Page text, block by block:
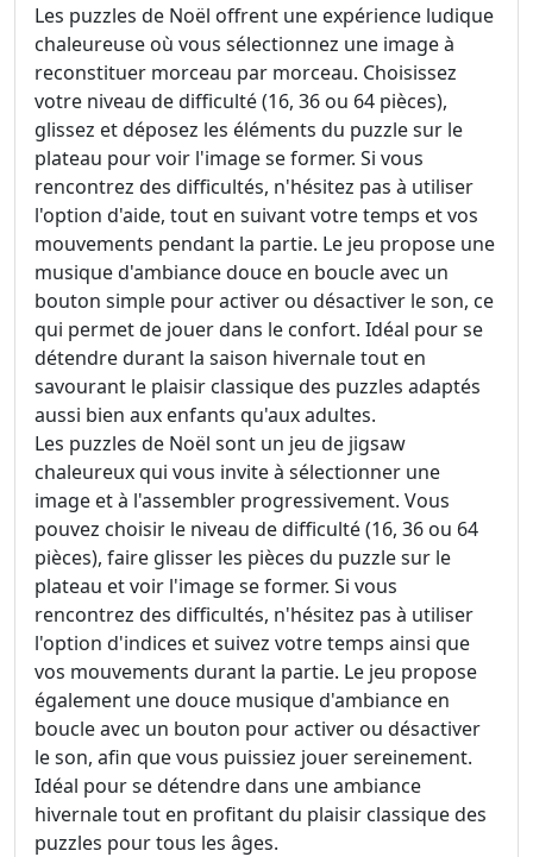
Les puzzles de Noël offrent une expérience ludique
chaleureuse où vous sélectionnez une image à
reconstituer morceau par morceau. Choisissez
votre niveau de difficulté (16, 36 ou 64 pièces),
glissez et déposez les éléments du puzzle sur le
plateau pour voir l'image se former. Si vous
rencontrez des difficultés, n'hésitez pas à utiliser
l'option d'aide, tout en suivant votre temps et vos
mouvements pendant la partie. Le jeu propose une
musique d'ambiance douce en boucle avec un
bouton simple pour activer ou désactiver le son, ce
qui permet de jouer dans le confort. Idéal pour se
détendre durant la saison hivernale tout en
savourant le plaisir classique des puzzles adaptés
aussi bien aux enfants qu'aux adultes.
Les puzzles de Noël sont un jeu de jigsaw
chaleureux qui vous invite à sélectionner une
image et à l'assembler progressivement. Vous
pouvez choisir le niveau de difficulté (16, 36 ou 64
pièces), faire glisser les pièces du puzzle sur le
plateau et voir l'image se former. Si vous
rencontrez des difficultés, n'hésitez pas à utiliser
l'option d'indices et suivez votre temps ainsi que
vos mouvements durant la partie. Le jeu propose
également une douce musique d'ambiance en
boucle avec un bouton pour activer ou désactiver
le son, afin que vous puissiez jouer sereinement.
Idéal pour se détendre dans une ambiance
hivernale tout en profitant du plaisir classique des
puzzles pour tous les âges.